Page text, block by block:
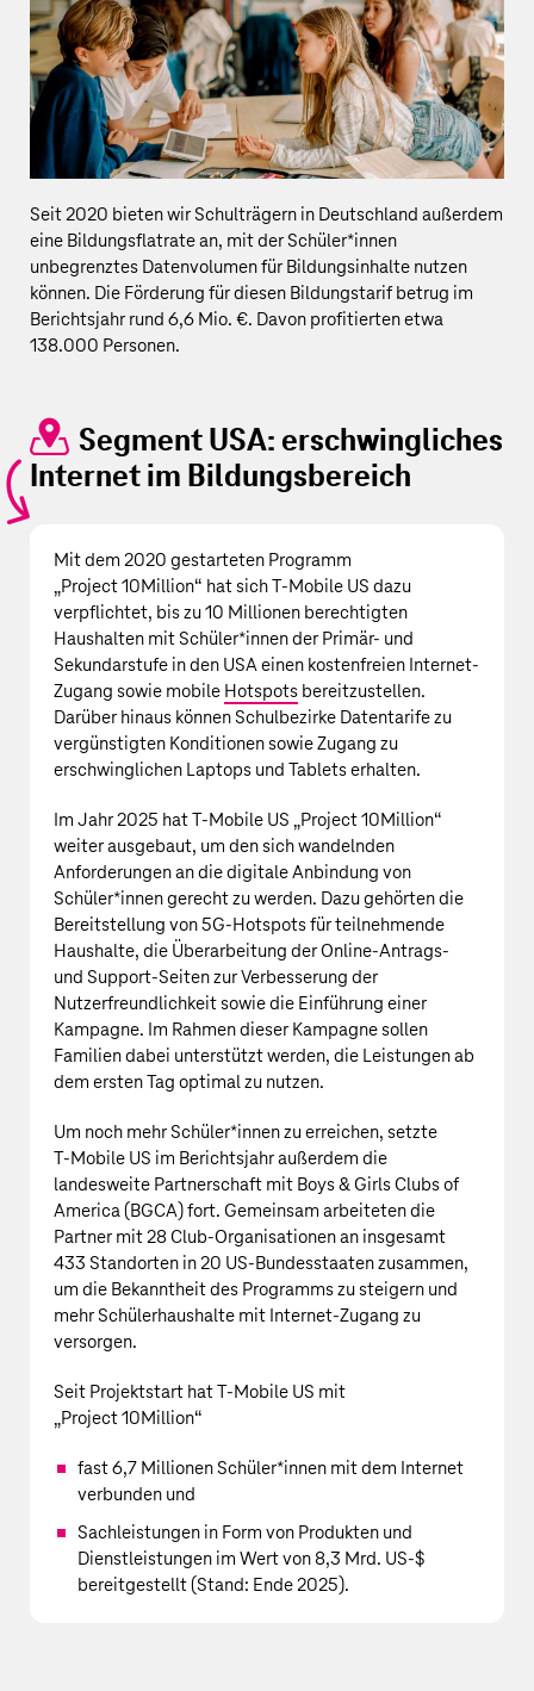
Seit 2020 bieten wir Schulträgern in Deutschland außerdem
eine Bildungsflatrate an, mit der Schüler*innen
unbegrenztes Datenvolumen für Bildungsinhalte nutzen
können. Die Förderung für diesen Bildungstarif betrug im
Berichtsjahr rund 6,6 Mio. €. Davon profitierten etwa
138.000 Personen.
Segment USA: erschwingliches
Internet im Bildungsbereich
Mit dem 2020 gestarteten Programm
„Project 10Million“ hat sichT‑Mobile US dazu
verpflichtet, bis zu10 Millionen berechtigten
Haushalten mit Schüler*innen der Primär- und
Sekundarstufe in den USA einen kostenfreien Internet-
Zugang sowie mobile Hotspots bereitzustellen.
Darüber hinaus können Schulbezirke Datentarife zu
vergünstigten Konditionen sowie Zugang zu
erschwinglichen Laptops und Tablets erhalten.
Im Jahr 2025 hatT‑Mobile US „Project 10Million“
weiter ausgebaut, um den sich wandelnden
Anforderungen an die digitale Anbindung von
Schüler*innen gerecht zu werden. Dazu gehörten die
Bereitstellung von 5G‑Hotspots für teilnehmende
Haushalte, die Überarbeitung der Online-Antrags-
und Support-Seiten zur Verbesserung der
Nutzerfreundlichkeit sowie die Einführung einer
Kampagne. Im Rahmen dieser Kampagne sollen
Familien dabei unterstützt werden, die Leistungen ab
dem ersten Tag optimal zu nutzen.
Um noch mehr Schüler*innen zu erreichen, setzte
T‑Mobile US im Berichtsjahr außerdem die
landesweite Partnerschaft mit Boys & Girls Clubs of
America (BGCA) fort. Gemeinsam arbeiteten die
Partner mit 28 Club-Organisationen an insgesamt
433 Standorten in 20 US‑Bundesstaatenzusammen,
um die Bekanntheit des Programms zu steigern und
mehr Schülerhaushalte mit Internet-Zugang zu
versorgen.
Seit Projektstart hatT‑Mobile US mit
„Project 10Million“
fast6,7 MillionenSchüler*innen mit dem Internet
verbunden und
Sachleistungen in Form von Produkten und
Dienstleistungen im Wert von 8,3 Mrd. US‑$
bereitgestellt (Stand: Ende 2025).